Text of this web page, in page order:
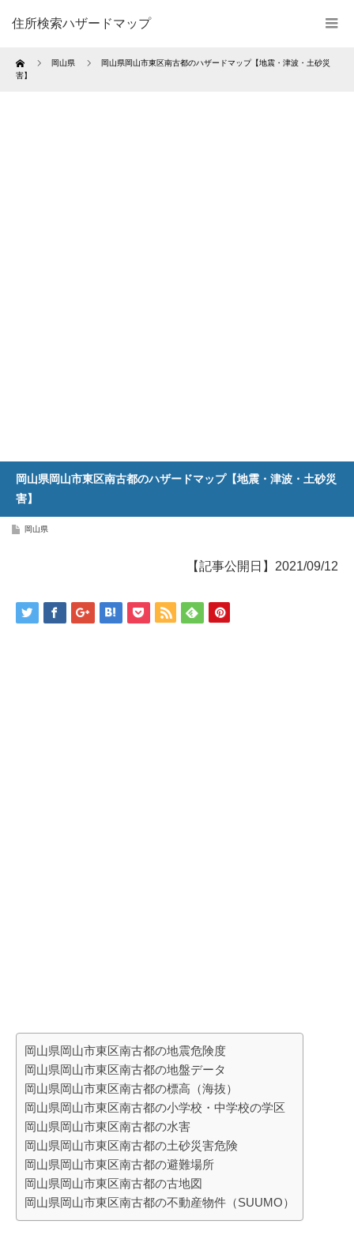
住所検索ハザードマップ
Home 岡山県
岡山県岡山市東区南古都のハザードマップ【地震・津波・土砂災
害】
岡山県岡山市東区南古都のハザードマップ【地震・津波・土砂災
害】
岡山県
【記事公開日】2021/09/12
岡山県岡山市東区南古都の地震危険度
岡山県岡山市東区南古都の地盤データ
岡山県岡山市東区南古都の標高（海抜）
岡山県岡山市東区南古都の小学校・中学校の学区
岡山県岡山市東区南古都の水害
岡山県岡山市東区南古都の土砂災害危険
岡山県岡山市東区南古都の避難場所
岡山県岡山市東区南古都の古地図
岡山県岡山市東区南古都の不動産物件（SUUMO）